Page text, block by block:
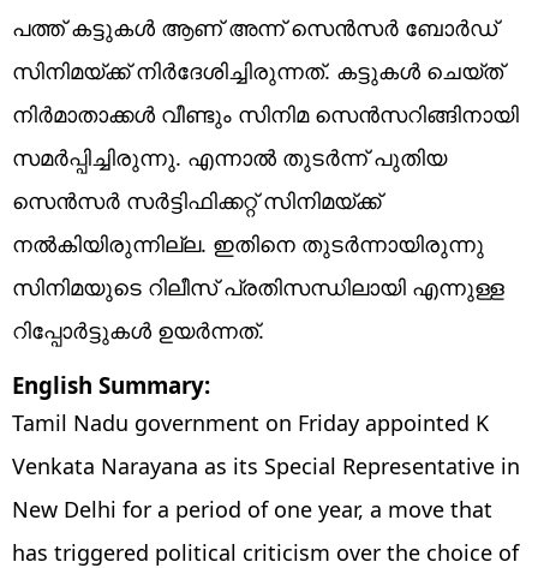
പത്ത് കട്ടുകൾ ആണ് അന്ന് സെൻസർ ബോർഡ്
സിനിമയ്ക്ക് നിർദേശിച്ചിരുന്നത്. കട്ടുകൾ ചെയ്ത്
നിർമാതാക്കൾ വീണ്ടും സിനിമ സെൻസറിങ്ങിനായി
സമർപ്പിച്ചിരുന്നു. എന്നാൽ തുടർന്ന് പുതിയ
സെൻസർ സർട്ടിഫിക്കറ്റ് സിനിമയ്ക്ക്
നൽകിയിരുന്നില്ല. ഇതിനെ തുടർന്നായിരുന്നു
സിനിമയുടെ റിലീസ് പ്രതിസന്ധിലായി എന്നുള്ള
റിപ്പോർട്ടുകൾ ഉയർന്നത്.
English Summary:
Tamil Nadu government on Friday appointed K
Venkata Narayana as its Special Representative in
New Delhi for a period of one year, a move that
has triggered political criticism over the choice of